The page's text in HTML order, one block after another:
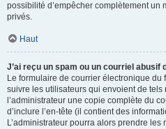
possibilité d’empêcher complètement un
privés.
Haut
J’ai reçu un spam ou un courriel abusif
Le formulaire de courrier électronique
suivre les utilisateurs qui envoient de tels
l’administrateur une copie complète du
d’inclure l’en-tête (il contient des
L’administrateur pourra alors prendre les